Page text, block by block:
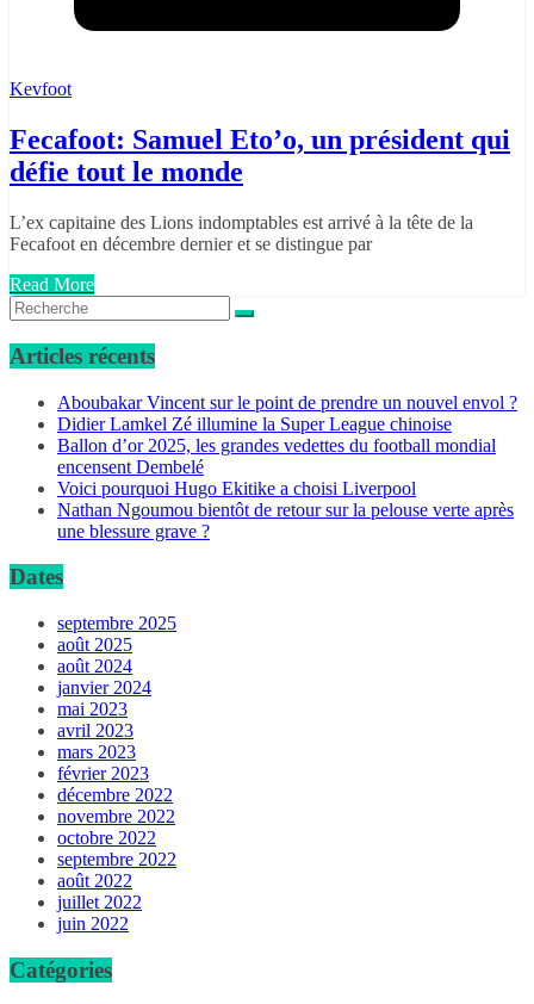
Kevfoot
Fecafoot: Samuel Eto’o, un président qui
défie tout le monde
L’ex capitaine des Lions indomptables est arrivé à la tête de la
Fecafoot en décembre dernier et se distingue par
Read More
Articles récents
Aboubakar Vincent sur le point de prendre un nouvel envol ?
Didier Lamkel Zé illumine la Super League chinoise
Ballon d’or 2025, les grandes vedettes du football mondial
encensent Dembelé
Voici pourquoi Hugo Ekitike a choisi Liverpool
Nathan Ngoumou bientôt de retour sur la pelouse verte après
une blessure grave ?
Dates
septembre 2025
août 2025
août 2024
janvier 2024
mai 2023
avril 2023
mars 2023
février 2023
décembre 2022
novembre 2022
octobre 2022
septembre 2022
août 2022
juillet 2022
juin 2022
Catégories